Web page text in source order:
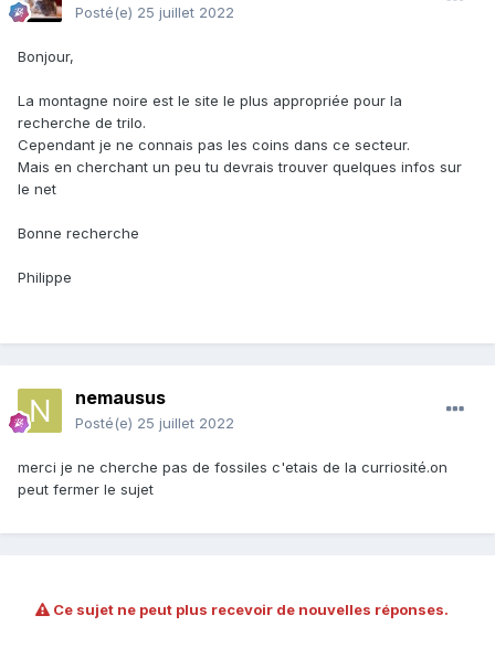
Posté(e) 25 juillet 2022
Bonjour,
La montagne noire est le site le plus appropriée pour la
recherche de trilo.
Cependant je ne connais pas les coins dans ce secteur.
Mais en cherchant un peu tu devrais trouver quelques infos sur
le net
Bonne recherche
Philippe
nemausus
Posté(e) 25 juillet 2022
merci je ne cherche pas de fossiles c'etais de la curriosité.on
peut fermer le sujet
Ce sujet ne peut plus recevoir de nouvelles réponses.